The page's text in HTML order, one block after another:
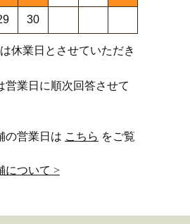
30
は休業日とさせていただき
営業日に順次回答させて
の営業日は こちら をご覧
について >